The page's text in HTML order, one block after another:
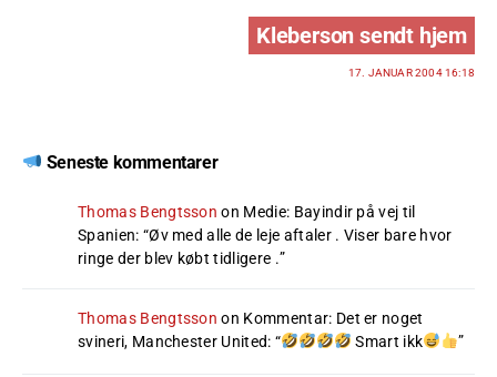
Kleberson sendt hjem
17. JANUAR 2004 16:18
Seneste kommentarer
Thomas Bengtsson on Medie: Bayindir på vej til
Spanien: “Øv med alle de leje aftaler . Viser bare hvor
ringe der blev købt tidligere .”
Thomas Bengtsson on Kommentar: Det er noget
svineri, Manchester United: “ Smart ikk ”